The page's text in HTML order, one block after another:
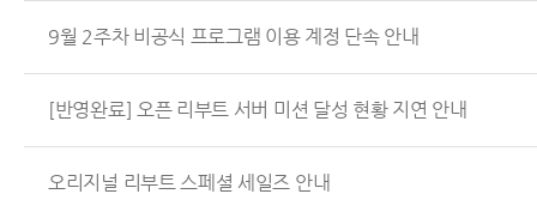
9월 2주차 비공식 프로그램 이용 계정 단속 안내
[반영완료] 오픈 리부트 서버 미션 달성 현황 지연 안내
오리지널 리부트 스페셜 세일즈 안내